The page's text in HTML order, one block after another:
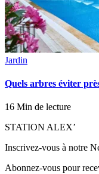
Jardin
Quels arbres éviter
16 Min de lecture
STATION ALEX’
Inscrivez-vous à notre
Abonnez-vous pour